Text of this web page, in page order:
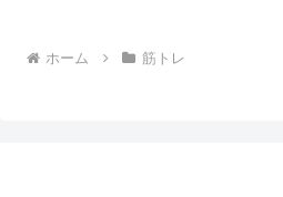
ホーム 筋トレ